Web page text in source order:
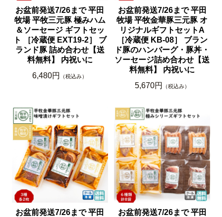
お盆前発送7/26まで 平田
牧場 平牧三元豚 極みハム
＆ソーセージ ギフトセッ
ト ［冷蔵便 EXT19-2］ ブ
ランド豚 詰め合わせ【送
料無料】 内祝いに
6,480円
（税込み）
お盆前発送7/26まで 平田
牧場 平牧金華豚三元豚 オ
リジナルギフトセットA
［冷蔵便 KB-08］ ブラン
ド豚のハンバーグ・豚丼・
ソーセージ詰め合わせ【送
料無料】 内祝いに
5,670円
（税込み）
お盆前発送7/26まで 平田
お盆前発送7/26まで 平田